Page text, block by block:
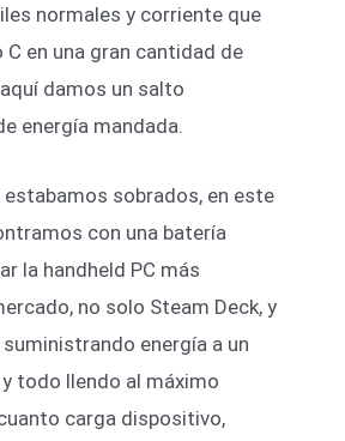
normales y corriente que
C en una gran cantidad de
damos un salto
energía mandada.
estabamos sobrados, en este
con una batería
la handheld PC más
no solo Steam Deck, y
energía a un
todo llendo al máximo
carga dispositivo,